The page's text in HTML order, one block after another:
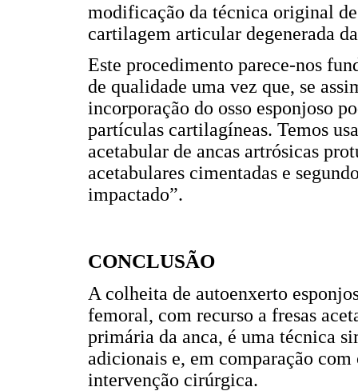
modificação da técnica original
cartilagem articular degenerada
Este procedimento parece-nos
de qualidade uma vez que, se
incorporação do osso esponjoso
partículas cartilagíneas. Temos
acetabular de ancas artrósicas
acetabulares cimentadas e
impactado”.
CONCLUSÃO
A colheita de autoenxerto
femoral, com recurso a fresas
primária da anca, é uma técnica
adicionais e, em comparação
intervenção cirúrgica.